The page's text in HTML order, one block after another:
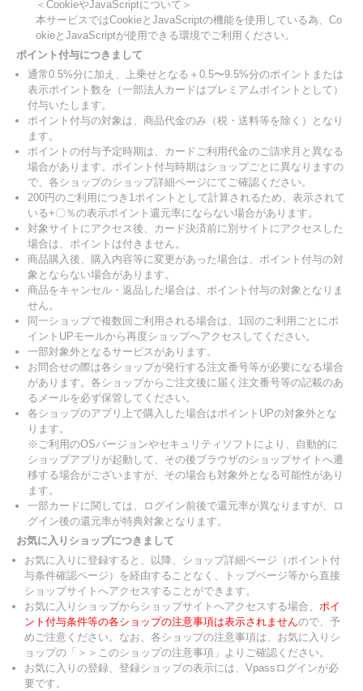
＜CookieやJavaScriptについて＞
本サービスではCookieとJavaScriptの機能を使用している為、Co
okieとJavaScriptが使用できる環境でご利用ください。
ポイント付与につきまして
通常0.5%分に加え、上乗せとなる＋0.5〜9.5%分のポイントまたは
表示ポイント数を（一部法人カードはプレミアムポイントとして）
付与いたします。
ポイント付与の対象は、商品代金のみ（税・送料等を除く）となり
ます。
ポイントの付与予定時期は、カードご利用代金のご請求月と異なる
場合があります。ポイント付与時期はショップごとに異なりますの
で、各ショップのショップ詳細ページにてご確認ください。
200円のご利用につき1ポイントとして計算されるため、表示されて
いる+〇％の表示ポイント還元率にならない場合があります。
対象サイトにアクセス後、カード決済前に別サイトにアクセスした
場合は、ポイントは付きません。
商品購入後、購入内容等に変更があった場合は、ポイント付与の対
象とならない場合があります。
商品をキャンセル・返品した場合は、ポイント付与の対象となりま
せん。
同一ショップで複数回ご利用される場合は、1回のご利用ごとにポ
イントUPモールから再度ショップへアクセスしてください。
一部対象外となるサービスがあります。
お問合せの際は各ショップが発行する注文番号等が必要になる場合
があります。各ショップからご注文後に届く注文番号等の記載のあ
るメールを必ず保管してください。
各ショップのアプリ上で購入した場合はポイントUPの対象外とな
ります。
※ご利用のOSバージョンやセキュリティソフトにより、自動的に
ショップアプリが起動して、その後ブラウザのショップサイトへ遷
移する場合がございますが、その場合も対象外となる可能性があり
ます。
一部カードに関しては、ログイン前後で還元率が異なりますが、ロ
グイン後の還元率が特典対象となります。
お気に入りショップにつきまして
お気に入りに登録すると、以降、ショップ詳細ページ（ポイント付
与条件確認ページ）を経由することなく、トップページ等から直接
ショップサイトへアクセスすることができます。
お気に入りショップからショップサイトへアクセスする場合、 ポイ
ント付与条件等の各ショップの注意事項は表示されませんので、予
めご注意ください。なお、各ショップの注意事項は、お気に入りシ
ョップの「＞＞このショップの注意事項」よりご確認ください。
お気に入りの登録、登録ショップの表示には、Vpassログインが必
要です。